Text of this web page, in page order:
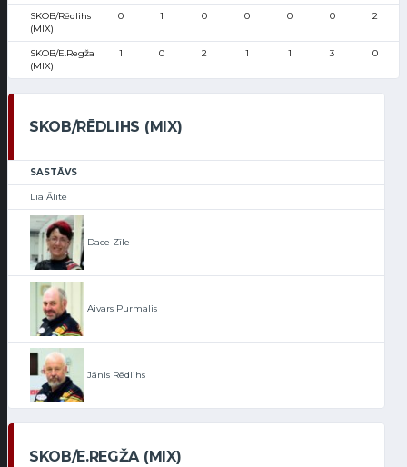
SKOB/Rēdlihs
(MIX)
0 1 0 0 0 0 2
SKOB/E.Regža
(MIX)
1 0 2 1 1 3 0
SKOB/RĒDLIHS (MIX)
SASTĀVS
Lia Ālīte
Dace Zīle
Aivars Purmalis
Jānis Rēdlihs
SKOB/E.REGŽA (MIX)